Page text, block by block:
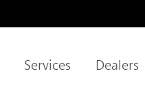
Services Dealers